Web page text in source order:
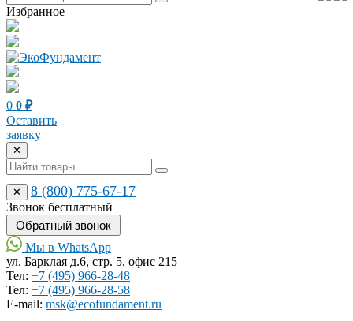
Избранное
0 0 ₽
Оставить
заявку
✕
✕ 8 (800) 775-67-17
Звонок бесплатный
Мы в WhatsApp
ул. Барклая д.6, стр. 5, офис 215
Тел: +7 (495) 966-28-48
Тел: +7 (495) 966-28-58
Е-mail: msk@ecofundament.ru